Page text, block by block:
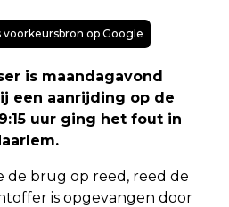
voorkeursbron op Google
is maandagavond
een aanrijding op de
uur ging het fout in
de brug op reed, reed de
is opgevangen door